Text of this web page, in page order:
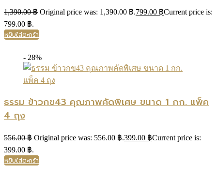
1,390.00฿ Original price was: 1,390.00 ฿.799.00 ฿Current price is:
799.00 ฿.
หยิบใส่ตะกร้า
- 28%
ธรรม ข้าวกข43 คุณภาพคัดพิเศษ ขนาด 1 กก. แพ็ค
4 ถุง
556.00฿ Original price was: 556.00 ฿.399.00 ฿Current price is:
399.00 ฿.
หยิบใส่ตะกร้า